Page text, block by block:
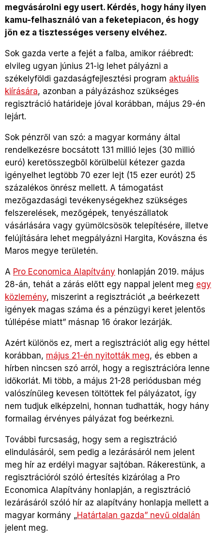
megvásárolni egy usert. Kérdés, hogy hány ilyen
kamu-felhasználó van a feketepiacon, és hogy
jön ez a tisztességes verseny elvéhez.
Sok gazda verte a fejét a falba, amikor ráébredt:
elvileg ugyan június 21-ig lehet pályázni a
székelyföldi gazdaságfejlesztési program aktuális
kiírására, azonban a pályázáshoz szükséges
regisztráció határideje jóval korábban, május 29-én
lejárt.
Sok pénzről van szó: a magyar kormány által
rendelkezésre bocsátott 131 millió lejes (30 millió
euró) keretösszegből körülbelül kétezer gazda
igényelhet legtöbb 70 ezer lejt (15 ezer eurót) 25
százalékos önrész mellett. A támogatást
mezőgazdasági tevékenységekhez szükséges
felszerelések, mezőgépek, tenyészállatok
vásárlására vagy gyümölcsösök telepítésére, illetve
felújítására lehet megpályázni Hargita, Kovászna és
Maros megye területén.
A Pro Economica Alapítvány honlapján 2019. május
28-án, tehát a zárás előtt egy nappal jelent meg egy
közlemény, miszerint a regisztrációt „a beérkezett
igények magas száma és a pénzügyi keret jelentős
túllépése miatt” másnap 16 órakor lezárják.
Azért különös ez, mert a regisztrációt alig egy héttel
korábban, május 21-én nyitották meg, és ebben a
hírben nincsen szó arról, hogy a regisztrációra lenne
időkorlát. Mi több, a május 21-28 periódusban még
valószínűleg kevesen töltöttek fel pályázatot, így
nem tudjuk elképzelni, honnan tudhatták, hogy hány
formailag érvényes pályázat fog beérkezni.
További furcsaság, hogy sem a regisztráció
elindulásáról, sem pedig a lezárásáról nem jelent
meg hír az erdélyi magyar sajtóban. Rákerestünk, a
regisztrációról szóló értesítés kizárólag a Pro
Economica Alapítvány honlapján, a regisztráció
lezárásáról szóló hír az alapítvány honlapja mellett a
magyar kormány „Határtalan gazda” nevű oldalán
jelent meg.